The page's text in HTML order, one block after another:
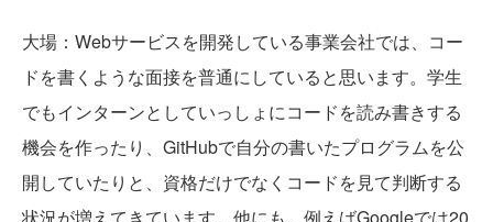
大場 ：Webサービスを開発している事業会社では、コー
ドを書くような面接を普通にしていると思います。学生
でもインターンとしていっしょにコードを読み書きする
機会を作ったり、GitHubで自分の書いたプログラムを公
開していたりと、資格だけでなくコードを見て判断する